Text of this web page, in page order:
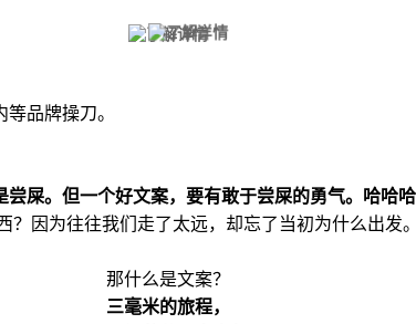
品牌操刀。
屎。但一个好文案，要有敢于尝屎的勇气。哈哈
？因为往往我们走了太远，却忘了当初为什么出发
那什么是文案？
三毫米的旅程，